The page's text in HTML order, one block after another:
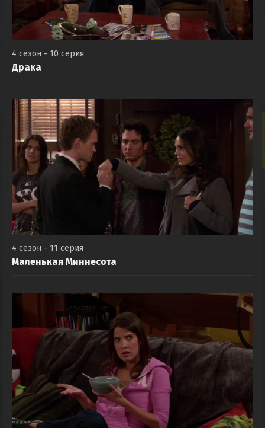
4 сезон - 10 серия
Драка
4 сезон - 11 серия
Маленькая Миннесота